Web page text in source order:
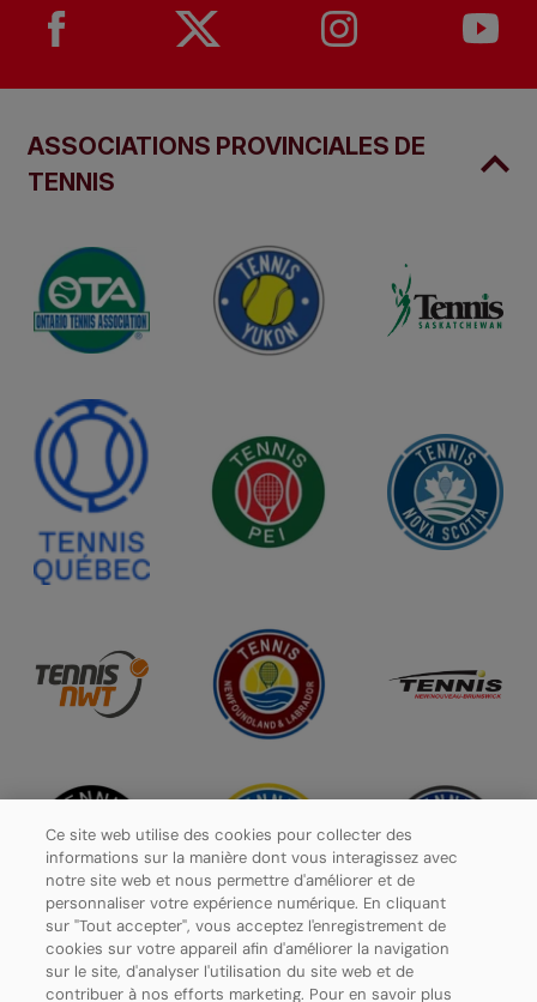
ASSOCIATIONS PROVINCIALES DE
TENNIS
Ce site web utilise des cookies pour collecter des
informations sur la manière dont vous interagissez avec
notre site web et nous permettre d'améliorer et de
personnaliser votre expérience numérique. En cliquant
sur "Tout accepter", vous acceptez l'enregistrement de
cookies sur votre appareil afin d'améliorer la navigation
sur le site, d'analyser l'utilisation du site web et de
contribuer à nos efforts marketing. Pour en savoir plus